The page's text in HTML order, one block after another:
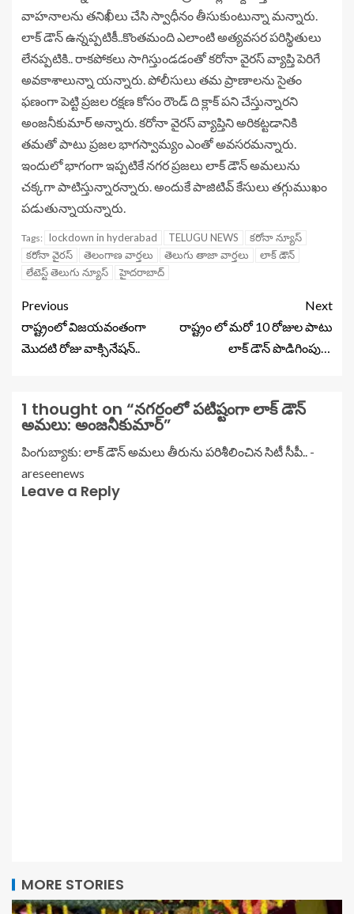
వాహనాలను తనిఖీలు చేసి స్వాధీనం తీసుకుంటున్నా మన్నారు.
లాక్ డౌన్ ఉన్నప్పటికీ..కొంతమంది ఎలాంటి అత్యవసర పరిస్థితులు
లేనప్పటికి.. రాకపోకలు సాగిస్తుండడంతో కరోనా వైరస్ వ్యాప్తి పెరిగే
అవకాశాలున్నా యన్నారు. పోలీసులు తమ ప్రాణాలను సైతం
ఫణంగా పెట్టి ప్రజల రక్షణ కోసం రౌండ్ ది క్లాక్ పని చేస్తున్నారని
అంజనీకుమార్ అన్నారు. కరోనా వైరస్ వ్యాప్తిని అరికట్టడానికి
తమతో పాటు ప్రజల భాగస్వామ్యం ఎంతో అవసరమన్నారు.
ఇందులో భాగంగా ఇప్పటికే నగర ప్రజలు లాక్ డౌన్ అమలును
చక్కగా పాటిస్తున్నారన్నారు. అందుకే పాజిటివ్ కేసులు తగ్గుముఖం
పడుతున్నాయన్నారు.
Tags: lockdown in hyderabad TELUGU NEWS
కరోనా న్యూస్
కరోనా వైరస్
తెలంగాణ వార్తలు తెలుగు తాజా వార్తలు
లాక్ డౌన్
లేటెస్ట్ తెలుగు న్యూస్
హైదరాబాద్
Previous
రాష్ట్రంలో విజయవంతంగా
మొదటి రోజు వాక్సినేషన్..
Next
రాష్ట్రం లో మరో 10 రోజుల పాటు
లాక్ డౌన్ పొడిగింపు…
1 thought on “నగరంలో పటిష్టంగా లాక్ డౌన్
అమలు: అంజనీకుమార్”
పింగుబ్యాకు: లాక్ డౌన్ అమలు తీరును పరిశీలించిన సిటీ సీపీ.. -
areseenews
Leave a Reply
MORE STORIES